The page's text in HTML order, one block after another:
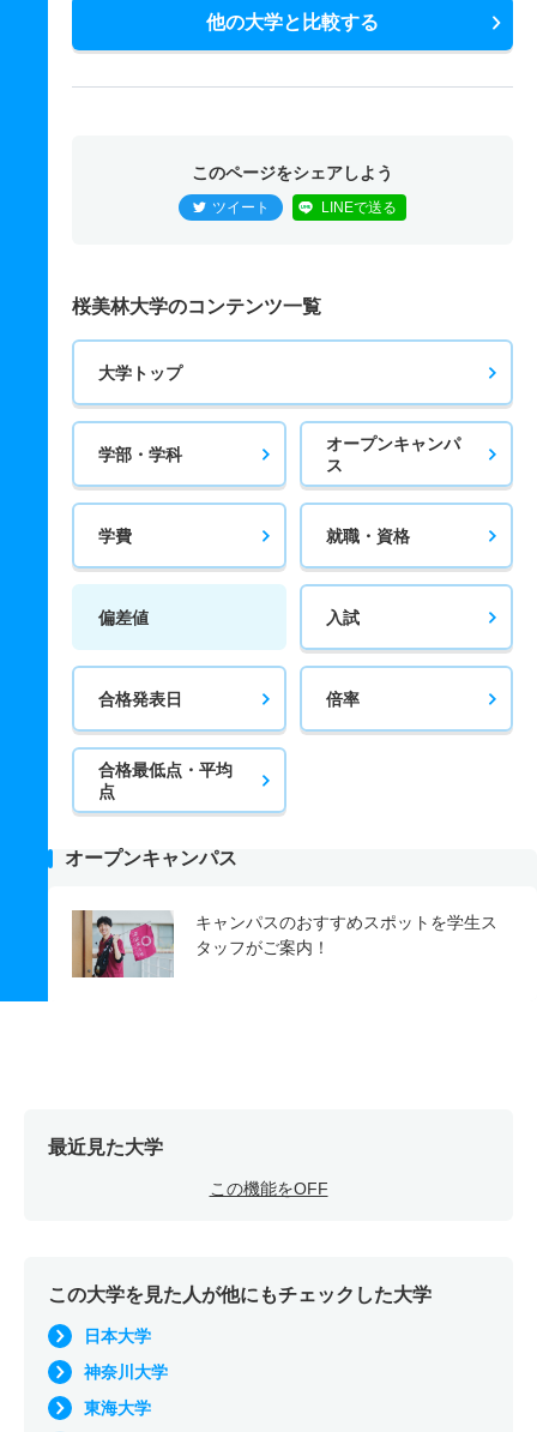
他の大学と比較する
このページをシェアしよう
ツイート LINEで送る
桜美林大学のコンテンツ一覧
大学トップ
学部・学科
オープンキャンパ
ス
学費 就職・資格
偏差値 入試
合格発表日 倍率
合格最低点・平均
点
オープンキャンパス
キャンパスのおすすめスポットを学生ス
タッフがご案内！
最近見た大学
この機能をOFF
この大学を見た人が他にもチェックした大学
日本大学
神奈川大学
東海大学